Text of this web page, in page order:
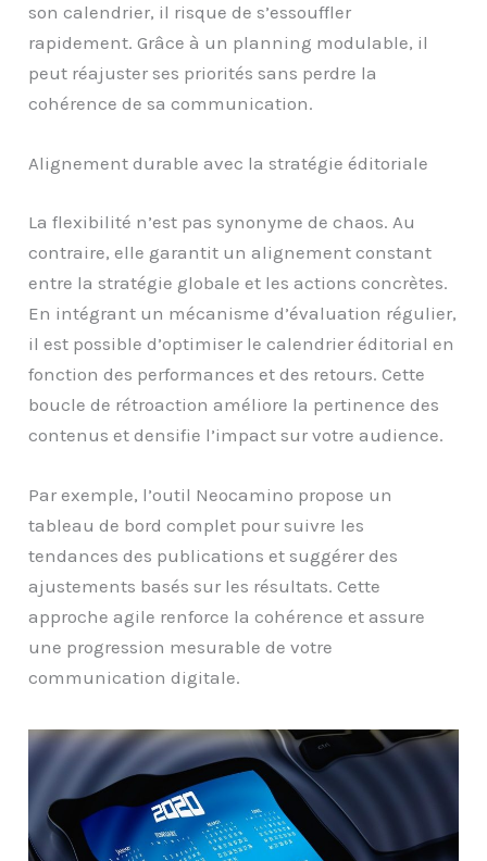
son calendrier, il risque de s’essouffler
rapidement. Grâce à un planning modulable, il
peut réajuster ses priorités sans perdre la
cohérence de sa communication.
Alignement durable avec la stratégie éditoriale
La flexibilité n’est pas synonyme de chaos. Au
contraire, elle garantit un alignement constant
entre la stratégie globale et les actions concrètes.
En intégrant un mécanisme d’évaluation régulier,
il est possible d’optimiser le calendrier éditorial en
fonction des performances et des retours. Cette
boucle de rétroaction améliore la pertinence des
contenus et densifie l’impact sur votre audience.
Par exemple, l’outil Neocamino propose un
tableau de bord complet pour suivre les
tendances des publications et suggérer des
ajustements basés sur les résultats. Cette
approche agile renforce la cohérence et assure
une progression mesurable de votre
communication digitale.